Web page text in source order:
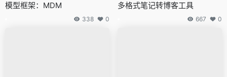
模型框架：MDM
338 0
多格式笔记转博客工具
667 0